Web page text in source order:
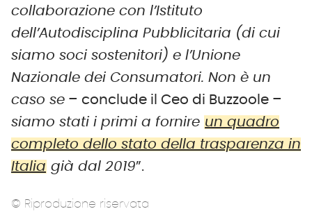
collaborazione con l’Istituto
dell’Autodisciplina Pubblicitaria (di cui
siamo soci sostenitori) e l’Unione
Nazionale dei Consumatori. Non è un
caso se – conclude il Ceo di Buzzoole –
siamo stati i primi a fornire un quadro
completo dello stato della trasparenza in
Italia già dal 2019”.
© Riproduzione riservata